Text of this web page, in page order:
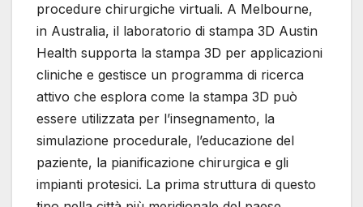
procedure chirurgiche virtuali. A Melbourne,
in Australia, il laboratorio di stampa 3D Austin
Health supporta la stampa 3D per applicazioni
cliniche e gestisce un programma di ricerca
attivo che esplora come la stampa 3D può
essere utilizzata per l’insegnamento, la
simulazione procedurale, l’educazione del
paziente, la pianificazione chirurgica e gli
impianti protesici. La prima struttura di questo